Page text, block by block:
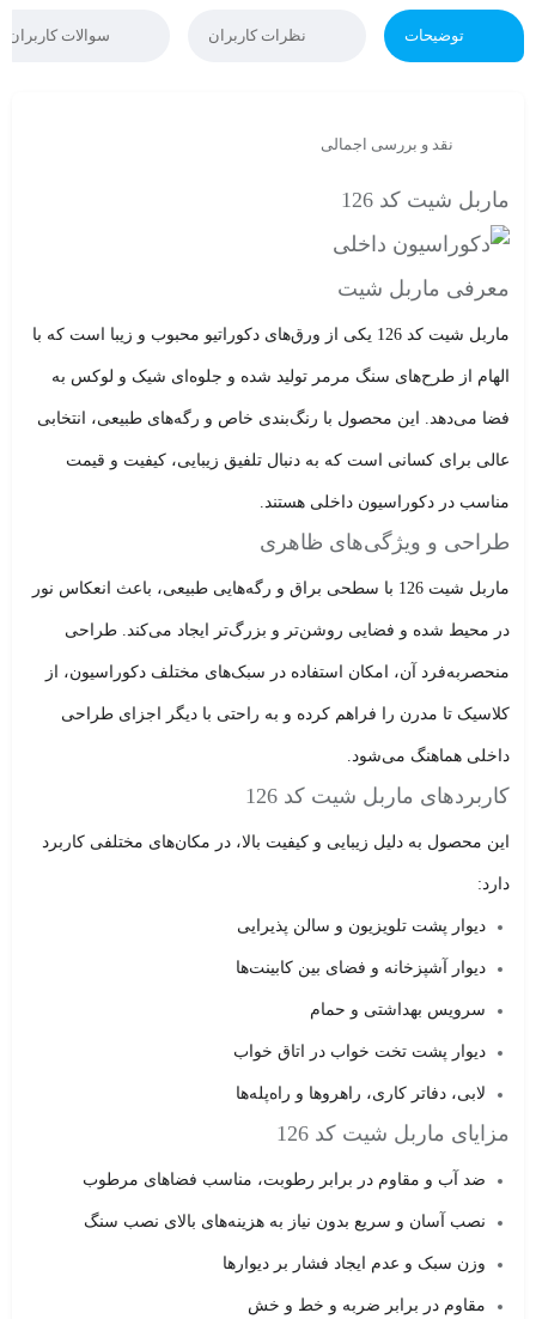
توضیحات نظرات کاربران سوالات کاربران
نقد و بررسی اجمالی
ماربل شیت کد 126
معرفی ماربل شیت
ماربل شیت کد 126 یکی از ورق‌های دکوراتیو محبوب و زیبا است که با
الهام از طرح‌های سنگ مرمر تولید شده و جلوه‌ای شیک و لوکس به
فضا می‌دهد. این محصول با رنگ‌بندی خاص و رگه‌های طبیعی، انتخابی
عالی برای کسانی است که به دنبال تلفیق زیبایی، کیفیت و قیمت
مناسب در دکوراسیون داخلی هستند.
طراحی و ویژگی‌های ظاهری
ماربل شیت 126 با سطحی براق و رگه‌هایی طبیعی، باعث انعکاس نور
در محیط شده و فضایی روشن‌تر و بزرگ‌تر ایجاد می‌کند. طراحی
منحصربه‌فرد آن، امکان استفاده در سبک‌های مختلف دکوراسیون، از
کلاسیک تا مدرن را فراهم کرده و به راحتی با دیگر اجزای طراحی
داخلی هماهنگ می‌شود.
کاربردهای ماربل شیت کد 126
این محصول به دلیل زیبایی و کیفیت بالا، در مکان‌های مختلفی کاربرد
دارد:
دیوار پشت تلویزیون و سالن پذیرایی
دیوار آشپزخانه و فضای بین کابینت‌ها
سرویس بهداشتی و حمام
دیوار پشت تخت خواب در اتاق خواب
لابی، دفاتر کاری، راهروها و راه‌پله‌ها
مزایای ماربل شیت کد 126
ضد آب و مقاوم در برابر رطوبت، مناسب فضاهای مرطوب
نصب آسان و سریع بدون نیاز به هزینه‌های بالای نصب سنگ
وزن سبک و عدم ایجاد فشار بر دیوارها
مقاوم در برابر ضربه و خط و خش